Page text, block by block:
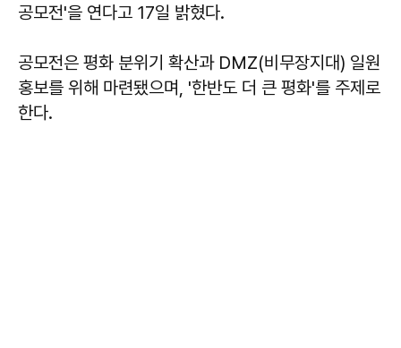
공모전'을 연다고 17일 밝혔다.
공모전은 평화 분위기 확산과 DMZ(비무장지대) 일원
홍보를 위해 마련됐으며, '한반도 더 큰 평화'를 주제로
한다.